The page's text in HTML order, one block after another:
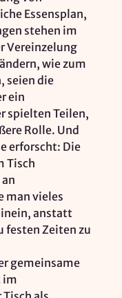
Essensplan,
stehen im
Vereinzelung
wie zum
seien die
ein
spielten Teilen,
Rolle. Und
erforscht: Die
Tisch
man vieles
anstatt
festen Zeiten zu
gemeinsame
im